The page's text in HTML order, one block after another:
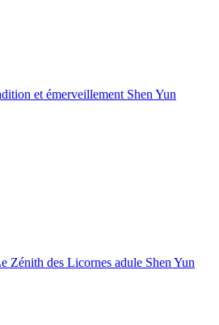
et émerveillement Shen Yun
Zénith des Licornes adule Shen Yun